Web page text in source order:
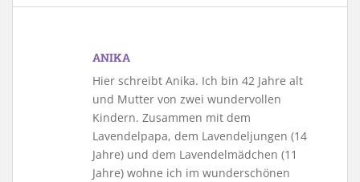
ANIKA
Hier schreibt Anika. Ich bin 42 Jahre alt
und Mutter von zwei wundervollen
Kindern. Zusammen mit dem
Lavendelpapa, dem Lavendeljungen (14
Jahre) und dem Lavendelmädchen (11
Jahre) wohne ich im wunderschönen